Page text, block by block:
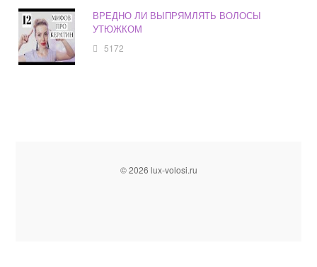
ВРЕДНО ЛИ ВЫПРЯМЛЯТЬ ВОЛОСЫ
УТЮЖКОМ
5172
© 2026 lux-volosi.ru